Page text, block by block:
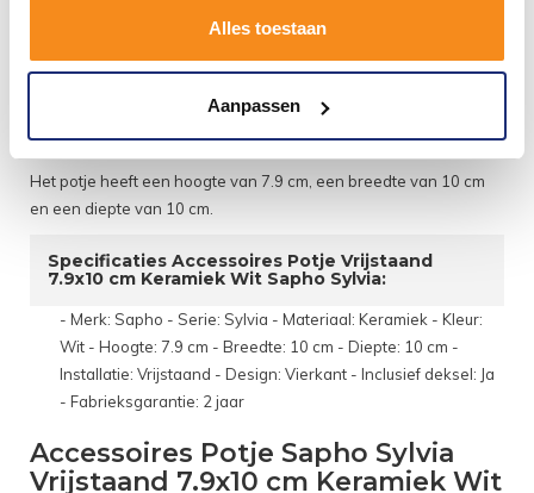
Alles toestaan
Aanpassen
van keramiek en uitgevoerd in een witte kleur. Het betreft een
vrijstaand accessoires potje die zodoende eenvoudig te
voor het opbergen van kleine badkamer producten zoals
wattenschijfjes.
Het potje heeft een hoogte van 7.9 cm, een breedte van 10 cm
en een diepte van 10 cm.
Specificaties Accessoires Potje Vrijstaand
7.9x10 cm Keramiek Wit Sapho Sylvia:
- Merk: Sapho - Serie: Sylvia - Materiaal: Keramiek - Kleur:
Wit - Hoogte: 7.9 cm - Breedte: 10 cm - Diepte: 10 cm -
Installatie: Vrijstaand - Design: Vierkant - Inclusief deksel: Ja
- Fabrieksgarantie: 2 jaar
Accessoires Potje Sapho Sylvia
Vrijstaand 7.9x10 cm Keramiek Wit